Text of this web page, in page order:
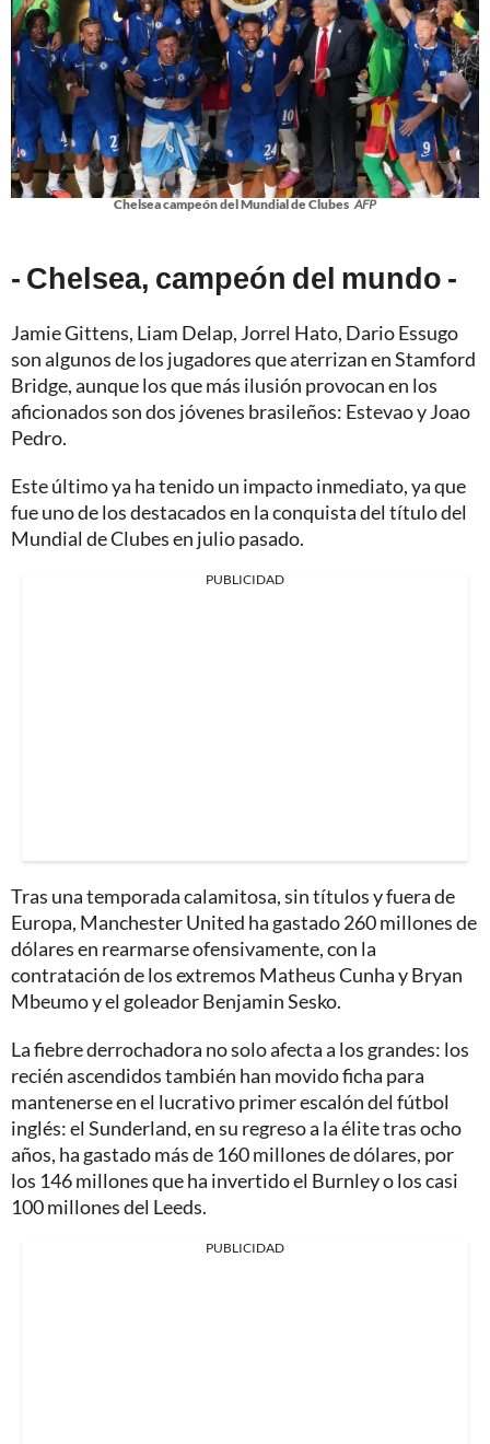
Chelsea campeón del Mundial de Clubes AFP
- Chelsea, campeón del mundo -
Jamie Gittens, Liam Delap, Jorrel Hato, Dario Essugo
son algunos de los jugadores que aterrizan en Stamford
Bridge, aunque los que más ilusión provocan en los
aficionados son dos jóvenes brasileños: Estevao y Joao
Pedro.
Este último ya ha tenido un impacto inmediato, ya que
fue uno de los destacados en la conquista del título del
Mundial de Clubes en julio pasado.
PUBLICIDAD
Tras una temporada calamitosa, sin títulos y fuera de
Europa, Manchester United ha gastado 260 millones de
dólares en rearmarse ofensivamente, con la
contratación de los extremos Matheus Cunha y Bryan
Mbeumo y el goleador Benjamin Sesko.
La fiebre derrochadora no solo afecta a los grandes: los
recién ascendidos también han movido ficha para
mantenerse en el lucrativo primer escalón del fútbol
inglés: el Sunderland, en su regreso a la élite tras ocho
años, ha gastado más de 160 millones de dólares, por
los 146 millones que ha invertido el Burnley o los casi
100 millones del Leeds.
PUBLICIDAD